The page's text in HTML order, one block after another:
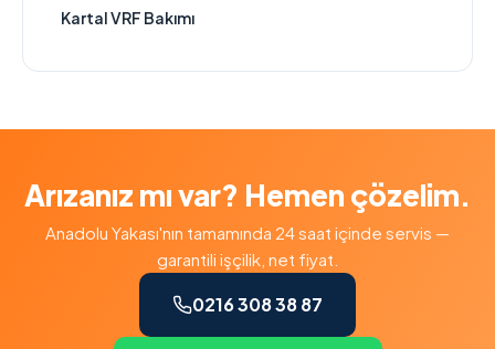
Kartal VRF Bakımı
Arızanız mı var? Hemen çözelim.
Anadolu Yakası'nın tamamında 24 saat içinde servis —
garantili işçilik, net fiyat.
0216 308 38 87